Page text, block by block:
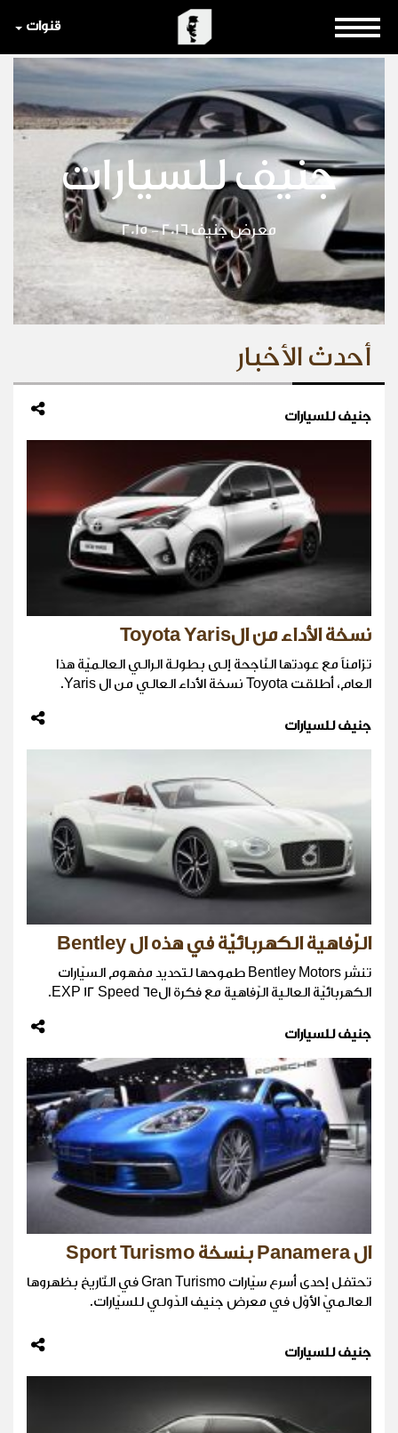
قنوات
جنيف للسيارات
معرض جنيف 2016 - 2015
أحدث الأخبار
جنيف للسيارات
نسخة الأداء من الToyota Yaris
تزامناً مع عودتها النّاجحة إلى بطولة الرالي العالميّة هذا
العام، أطلقت Toyota نسخة الأداء العالي من ال Yaris.
جنيف للسيارات
الرّفاهية الكهربائيّة في هذه ال Bentley
تنشر Bentley Motors طموحها لتحديد مفهوم السيّارات
الكهربائيّة العالية الرّفاهية مع فكرة الEXP 12 Speed 6e.
جنيف للسيارات
ال Panamera بنسخة Sport Turismo
تحتفل إحدى أسرع سيّارات Gran Turismo في التّاريخ بظهروها
العالميّ الأوّل في معرض جنيف الدّولي للسيّارات.
جنيف للسيارات